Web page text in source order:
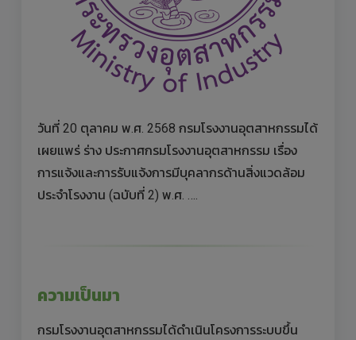
วันที่ 20 ตุลาคม พ.ศ. 2568 กรมโรงงานอุตสาหกรรมได้
เผยแพร่ ร่าง ประกาศกรมโรงงานอุตสาหกรรม เรื่อง
การแจ้งและการรับแจ้งการมีบุคลากรด้านสิ่งแวดล้อม
ประจำโรงงาน (ฉบับที่ 2) พ.ศ. ….
ความเป็นมา
กรมโรงงานอุตสาหกรรมได้ดำเนินโครงการระบบขึ้น